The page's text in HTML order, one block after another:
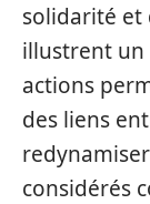
solidarité et
illustrent un
actions
des liens
considérés